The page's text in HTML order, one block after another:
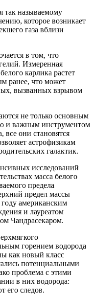
так называемому
которое возникает
газа вблизи
в том, что
Измеренная
карлика растет
ранее, что может
вызванных взрывом
не только основным
и важным инструментом
все они становятся
астрофизикам
галактик.
исследований
масса белого
предела
предел массы
американским
и лауреатом
Чандрасекаром.
горением водорода
как новый класс
потенциальными
проблема с этими
в них водорода:
его следов.